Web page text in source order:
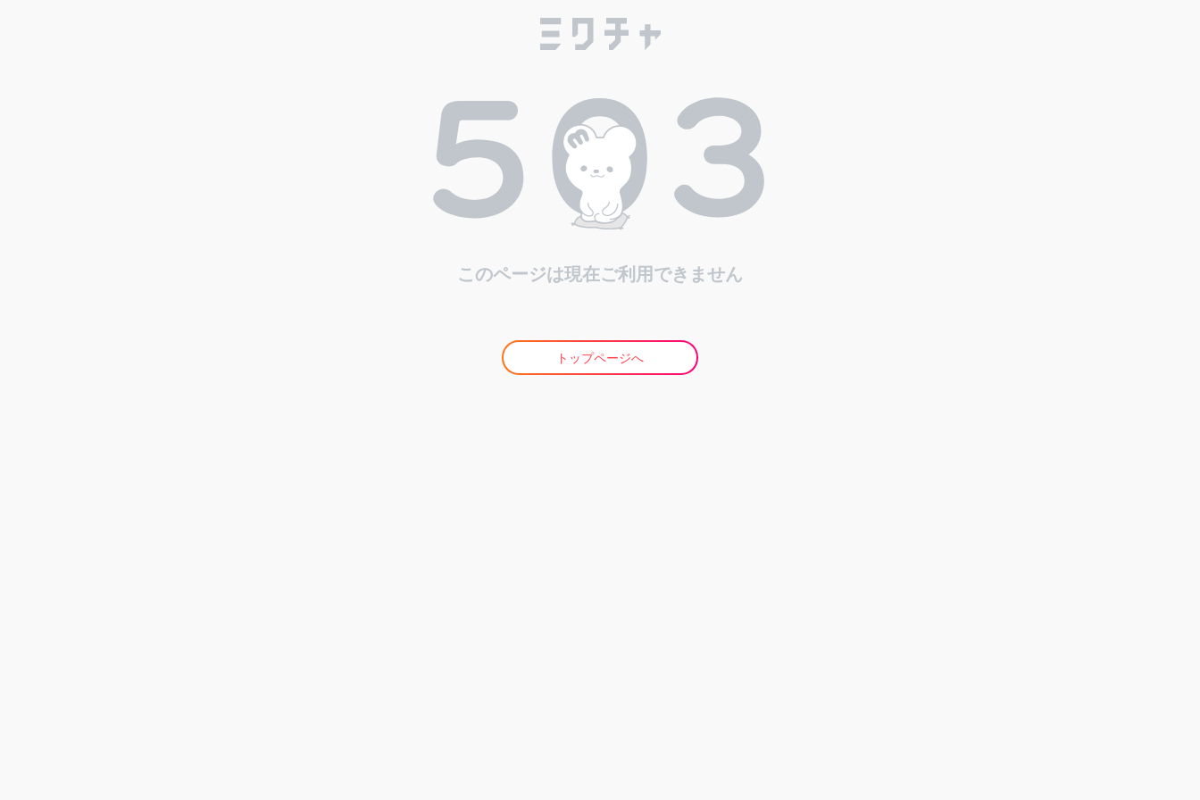
このページは現在ご利用できません